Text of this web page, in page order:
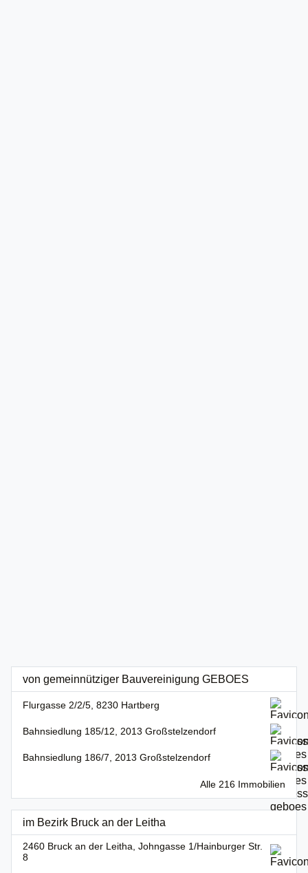
von gemeinnütziger Bauvereinigung GEBOES
Flurgasse 2/2/5, 8230 Hartberg
Bahnsiedlung 185/12, 2013 Großstelzendorf
Bahnsiedlung 186/7, 2013 Großstelzendorf
Alle 216 Immobilien
im Bezirk Bruck an der Leitha
2460 Bruck an der Leitha, Johngasse 1/Hainburger Str.
8